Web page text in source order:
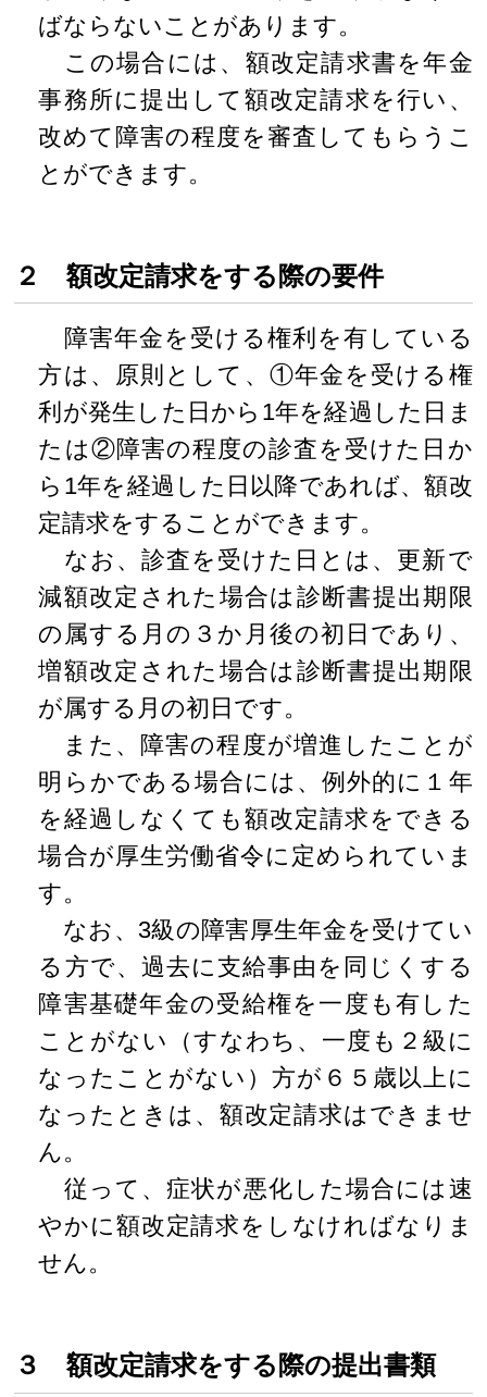
ばならないことがあります。
この場合には、額改定請求書を年金
事務所に提出して額改定請求を行い、
改めて障害の程度を審査してもらうこ
とができます。
２ 額改定請求をする際の要件
障害年金を受ける権利を有している
方は、原則として、①年金を受ける権
利が発生した日から1年を経過した日ま
たは②障害の程度の診査を受けた日か
ら1年を経過した日以降であれば、額改
定請求をすることができます。
なお、診査を受けた日とは、更新で
減額改定された場合は診断書提出期限
の属する月の３か月後の初日であり、
増額改定された場合は診断書提出期限
が属する月の初日です。
また、障害の程度が増進したことが
明らかである場合には、例外的に１年
を経過しなくても額改定請求をできる
場合が厚生労働省令に定められていま
す。
なお、3級の障害厚生年金を受けてい
る方で、過去に支給事由を同じくする
障害基礎年金の受給権を一度も有した
ことがない（すなわち、一度も２級に
なったことがない）方が６５歳以上に
なったときは、額改定請求はできませ
ん。
従って、症状が悪化した場合には速
やかに額改定請求をしなければなりま
せん。
３ 額改定請求をする際の提出書類